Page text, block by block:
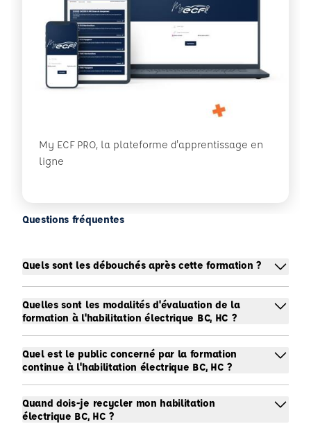
My ECF PRO, la plateforme d'apprentissage en
ligne
Questions fréquentes
Quels sont les débouchés après cette formation ?
Quelles sont les modalités d'évaluation de la
formation à l'habilitation électrique BC, HC ?
Quel est le public concerné par la formation
continue à l'habilitation électrique BC, HC ?
Quand dois-je recycler mon habilitation
électrique BC, HC ?